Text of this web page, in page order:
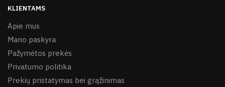
KLIENTAMS
Apie mus
Mano paskyra
Pažymėtos prekės
Privatumo politika
Prekių pristatymas bei grąžinimas